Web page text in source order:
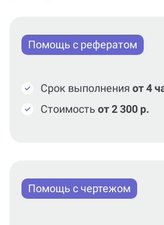
Помощь с рефератом
Срок выполнения от 4
Стоимость от 2 300 р.
Помощь с чертежом